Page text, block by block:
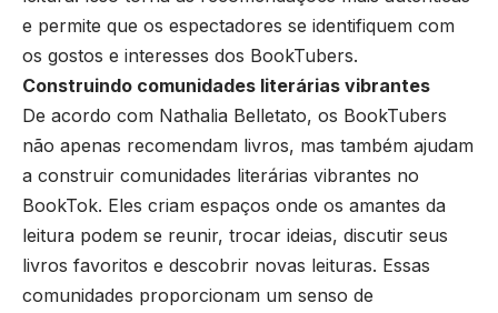
e permite que os espectadores se identifiquem com
os gostos e interesses dos BookTubers.
Construindo comunidades literárias vibrantes
De acordo com Nathalia Belletato, os BookTubers
não apenas recomendam livros, mas também ajudam
a construir comunidades literárias vibrantes no
BookTok. Eles criam espaços onde os amantes da
leitura podem se reunir, trocar ideias, discutir seus
livros favoritos e descobrir novas leituras. Essas
comunidades proporcionam um senso de